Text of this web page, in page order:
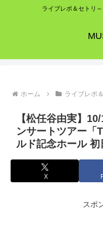
ライブレポ＆セトリ
ホーム ライブレポ
【松任谷由実】
ンサートツアー「
ルド記念ホール
X
スポ